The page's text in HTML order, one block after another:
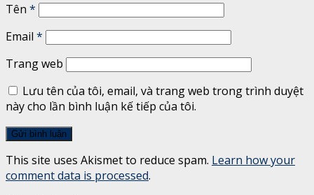
Tên *
Email *
Trang web
Lưu tên của tôi, email, và trang web trong trình duyệt
này cho lần bình luận kế tiếp của tôi.
This site uses Akismet to reduce spam. Learn how your
comment data is processed.